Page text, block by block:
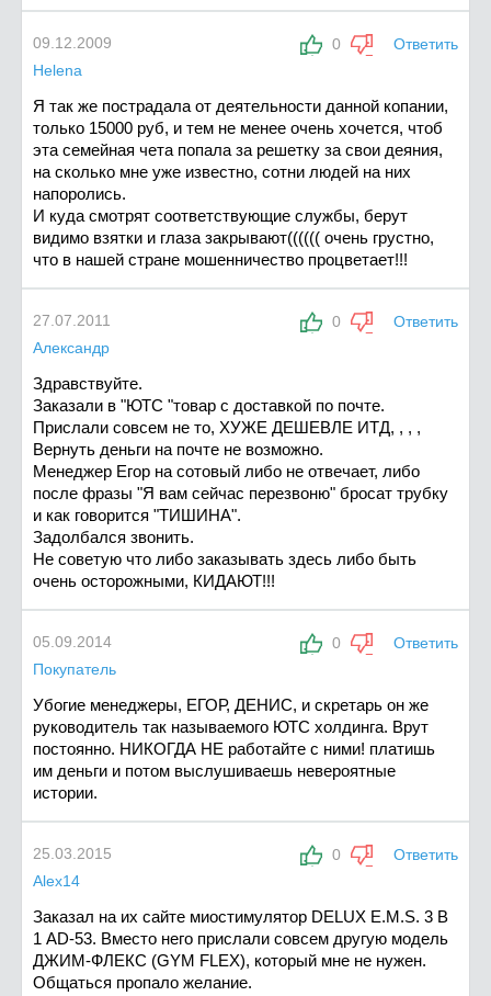
0 Ответить
09.12.2009
Helena
Я так же пострадала от деятельности данной копании,
только 15000 руб, и тем не менее очень хочется, чтоб
эта семейная чета попала за решетку за свои деяния,
на сколько мне уже известно, сотни людей на них
напоролись.
И куда смотрят соответствующие службы, берут
видимо взятки и глаза закрывают(((((( очень грустно,
что в нашей стране мошенничество процветает!!!
0 Ответить
27.07.2011
Александр
Здравствуйте.
Заказали в "ЮТС "товар с доставкой по почте.
Прислали совсем не то, ХУЖЕ ДЕШЕВЛЕ ИТД, , , ,
Вернуть деньги на почте не возможно.
Менеджер Егор на сотовый либо не отвечает, либо
после фразы "Я вам сейчас перезвоню" бросат трубку
и как говорится "ТИШИНА".
Задолбался звонить.
Не советую что либо заказывать здесь либо быть
очень осторожными, КИДАЮТ!!!
0 Ответить
05.09.2014
Покупатель
Убогие менеджеры, ЕГОР, ДЕНИС, и скретарь он же
руководитель так называемого ЮТС холдинга. Врут
постоянно. НИКОГДА НЕ работайте с ними! платишь
им деньги и потом выслушиваешь невероятные
истории.
0 Ответить
25.03.2015
Alex14
Заказал на их сайте миостимулятор DELUX E.M.S. 3 В
1 AD-53. Вместо него прислали совсем другую модель
ДЖИМ-ФЛЕКС (GYM FLEX), который мне не нужен.
Общаться пропало желание.